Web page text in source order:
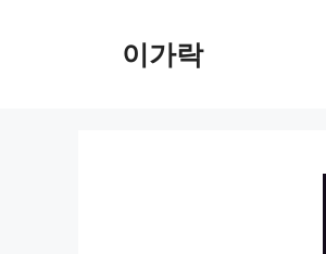
이가락